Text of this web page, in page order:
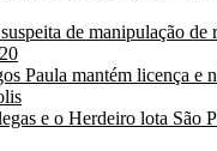
de manipulação de
Paula mantém licença e
e o Herdeiro lota São